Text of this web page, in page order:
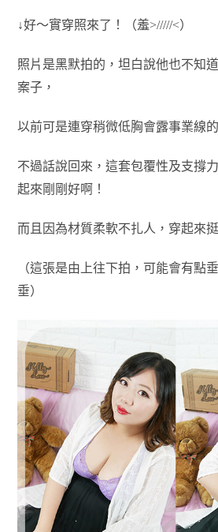
↓好～實穿照來了！（羞>/////<）
照片是黑默拍的，坦白說他也不知
案子，
以前可是連穿稍微低胸會露事業線
不過話說回來，這套包覆性及支撐
起來剛剛好啊！
而且因為材質柔軟不扎人，穿起來
（這張是由上往下拍，可能會有點
垂）